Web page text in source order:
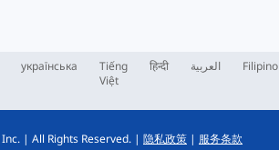
українська
Tiếng
Việt
हिन्दी العربية Filipino
| All Rights Reserved. | 隐私政策 | 服务条款